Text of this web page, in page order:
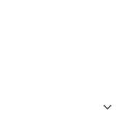
keyboard_arrow_down